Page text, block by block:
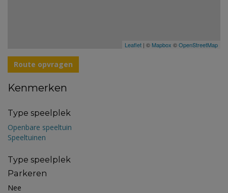
Leaflet | © Mapbox ©OpenStreetMap
Route opvragen
Kenmerken
Type speelplek
Openbare speeltuin
Speeltuinen
Type speelplek
Parkeren
Nee